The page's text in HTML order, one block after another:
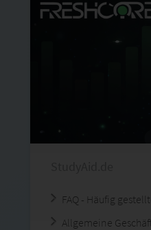
FAQ - Häufig
Allgemeine